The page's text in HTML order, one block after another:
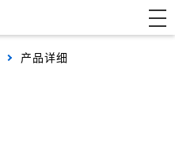
产品详细